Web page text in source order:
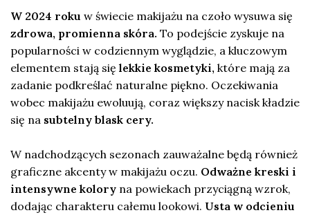
W 2024 roku w świecie makijażu na czoło wysuwa się
zdrowa, promienna skóra. To podejście zyskuje na
popularności w codziennym wyglądzie, a kluczowym
elementem stają się lekkie kosmetyki, które mają za
zadanie podkreślać naturalne piękno. Oczekiwania
wobec makijażu ewoluują, coraz większy nacisk kładzie
się na subtelny blask cery.
W nadchodzących sezonach zauważalne będą również
graficzne akcenty w makijażu oczu. Odważne kreski i
intensywne kolory na powiekach przyciągną wzrok,
dodając charakteru całemu lookowi. Usta w odcieniu